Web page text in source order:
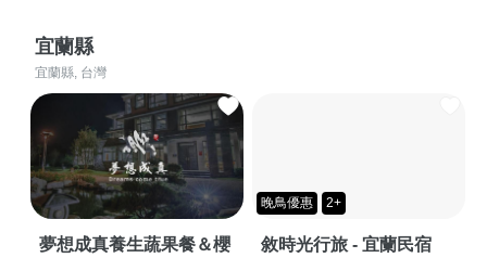
宜蘭縣
宜蘭縣, 台灣
夢想成真養生蔬果餐＆櫻
晚鳥優惠 2+
敘時光行旅 - 宜蘭民宿